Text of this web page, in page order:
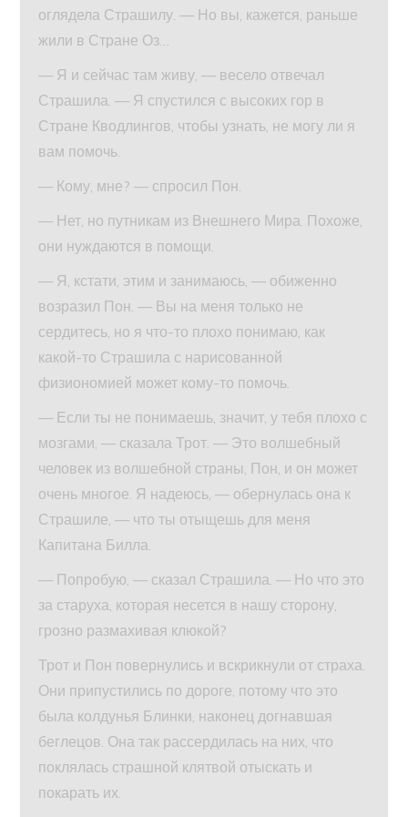
оглядела Страшилу. — Но вы, кажется, раньше
жили в Стране Оз…
— Я и сейчас там живу, — весело отвечал
Страшила. — Я спустился с высоких гор в
Стране Кводлингов, чтобы узнать, не могу ли я
вам помочь.
— Кому, мне? — спросил Пон.
— Нет, но путникам из Внешнего Мира. Похоже,
они нуждаются в помощи.
— Я, кстати, этим и занимаюсь, — обиженно
возразил Пон. — Вы на меня только не
сердитесь, но я что-то плохо понимаю, как
какой-то Страшила с нарисованной
физиономией может кому-то помочь.
— Если ты не понимаешь, значит, у тебя плохо с
мозгами, — сказала Трот. — Это волшебный
человек из волшебной страны, Пон, и он может
очень многое. Я надеюсь, — обернулась она к
Страшиле, — что ты отыщешь для меня
Капитана Билла.
— Попробую, — сказал Страшила. — Но что это
за старуха, которая несется в нашу сторону,
грозно размахивая клюкой?
Трот и Пон повернулись и вскрикнули от страха.
Они припустились по дороге, потому что это
была колдунья Блинки, наконец догнавшая
беглецов. Она так рассердилась на них, что
поклялась страшной клятвой отыскать и
покарать их.